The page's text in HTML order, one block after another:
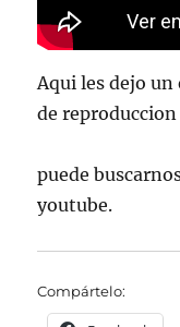
Aqui les dejo
de
puede
youtube.
Compártelo: